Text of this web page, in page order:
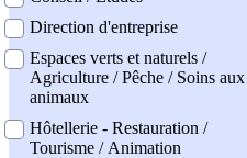
Direction d'entreprise
Espaces verts et naturels /
Agriculture / Pêche / Soins aux
animaux
Hôtellerie - Restauration /
Tourisme / Animation